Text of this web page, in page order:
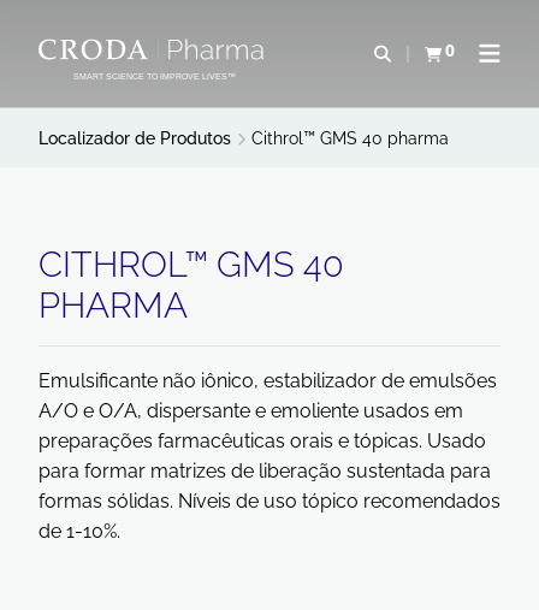
PARA
CONTEÚDO
PARA
MENU
SMART SCIENCE TO IMPROVE LIVES™
Abrir pesquisa
0
Exibir cestaAbrir
Localizador de Produtos Cithrol™ GMS 40 pharma
CITHROL™ GMS 40
PHARMA
Emulsificante não iônico, estabilizador de emulsões
A/O e O/A, dispersante e emoliente usados em
preparações farmacêuticas orais e tópicas. Usado
para formar matrizes de liberação sustentada para
formas sólidas. Níveis de uso tópico recomendados
de 1-10%.